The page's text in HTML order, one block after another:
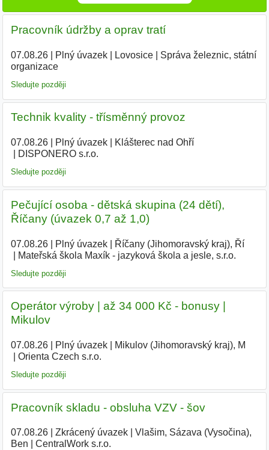
Pracovník údržby a oprav tratí
07.08.26| Plný úvazek| Lovosice|
Správa železnic, státní
organizace
Sledujte později
Technik kvality - třísměnný provoz
07.08.26| Plný úvazek| Klášterec nad Ohří|
DISPONERO s.r.o.
Sledujte později
Pečující osoba - dětská skupina (24 dětí),
Říčany (úvazek 0,7 až 1,0)
07.08.26| Plný úvazek| Říčany (Jihomoravský kraj), Ří|
Mateřská škola Maxík - jazyková škola a jesle, s.r.o.
Sledujte později
Operátor výroby | až 34 000 Kč - bonusy |
Mikulov
07.08.26| Plný úvazek| Mikulov (Jihomoravský kraj), M
Orienta Czech s.r.o.
Sledujte později
Pracovník skladu - obsluha VZV - šov
07.08.26| Zkrácený úvazek|
Vlašim, Sázava (Vysočina),
Ben
CentralWork s.r.o.